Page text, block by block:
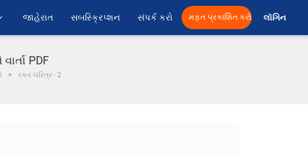
જાહેરાત સબસ્ક્રિપ્શન સંપર્ક કરો મફત પ્રકાશિત કરો લૉગિન
PDF
રક્ત ચરિત્ર - 2